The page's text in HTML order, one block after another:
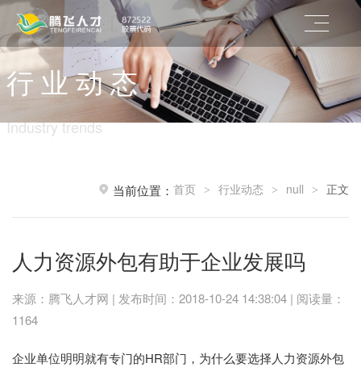
行 业 动 态
Industry trends
当前位置： 首页 > 行业动态 > null > 正文
人力资源外包有助于企业发展吗
来源：腾飞人才网 | 发布时间：2018-10-24 14:38:04 | 阅读量：
1164
企业单位明明就有专门的HR部门，为什么要选择人力资源外包